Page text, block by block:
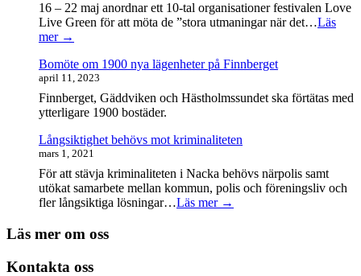
16 – 22 maj anordnar ett 10-tal organisationer festivalen Love
Live Green för att möta de ”stora utmaningar när det…Läs
mer →
Bomöte om 1900 nya lägenheter på Finnberget
april 11, 2023
Finnberget, Gäddviken och Hästholmssundet ska förtätas med
ytterligare 1900 bostäder.
Långsiktighet behövs mot kriminaliteten
mars 1, 2021
För att stävja kriminaliteten i Nacka behövs närpolis samt
utökat samarbete mellan kommun, polis och föreningsliv och
fler långsiktiga lösningar…Läs mer →
Läs mer om oss
Kontakta oss